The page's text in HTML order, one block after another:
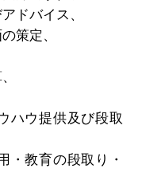
ドバイス、
策定、
ハウ提供及び段取
・教育の段取り・